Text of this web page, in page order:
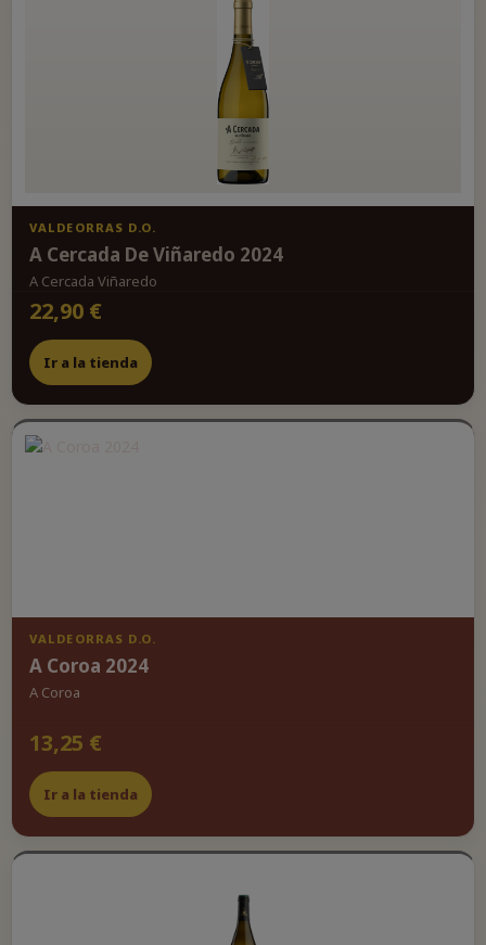
VALDEORRAS D.O.
A Cercada De Viñaredo 2024
A Cercada Viñaredo
22,90 €
Ir a la tienda
VALDEORRAS D.O.
A Coroa 2024
A Coroa
13,25 €
Ir a la tienda